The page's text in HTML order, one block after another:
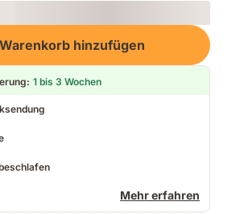
hinzufügen
: 1 bis 3 Wochen
Mehr erfahren